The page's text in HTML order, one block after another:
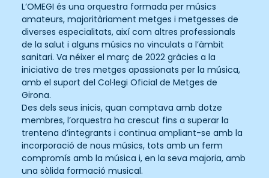
L’OMEGI és una orquestra formada per músics
amateurs, majoritàriament metges i metgesses de
diverses especialitats, així com altres professionals
de la salut i alguns músics no vinculats a l’àmbit
sanitari. Va néixer el març de 2022 gràcies a la
iniciativa de tres metges apassionats per la música,
amb el suport del Col·legi Oficial de Metges de
Girona.
Des dels seus inicis, quan comptava amb dotze
membres, l’orquestra ha crescut fins a superar la
trentena d’integrants i continua ampliant-se amb la
incorporació de nous músics, tots amb un ferm
compromís amb la música i, en la seva majoria, amb
una sòlida formació musical.